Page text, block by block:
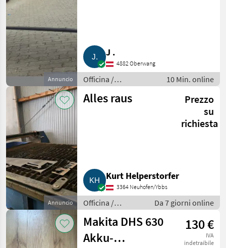
Annuncio
J .
4882 Oberwang
Officina /
Attrezzatura da
officina
10 Min. online
Annuncio
Alles raus
Prezzo
su
richiesta
Kurt Helperstorfer
3364 Neuhofen/Ybbs
Officina /
Lavorazione del
metallo
Da 7 giorni online
Makita DHS 630
Akku-
130 €
IVA
indetraibile